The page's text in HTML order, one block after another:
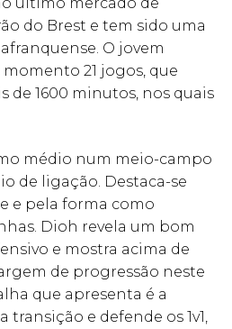
do Brest e tem sido uma
O jovem
21 jogos, que
de 1600 minutos, nos quais
médio num meio-campo
de ligação. Destaca-se
e pela forma como
Dioh revela um bom
e mostra acima de
de progressão neste
que apresenta é a
e defende os 1v1,